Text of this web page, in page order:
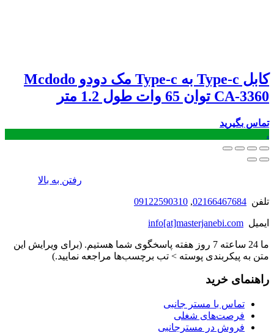
کابل Type-c به Type-c مک دودو Mcdodo
CA-3360 توان 65 وات طول 1.2 متر
تماس بگیرید
.
رفتن به بالا
تلفن 02166467684
,
09122590310
ایمیل info[at]masterjanebi.com
ما 24 ساعته 7 روز هفته پاسخگوی شما هستیم. (برای ویرایش این
متن به پیکربندی پوسته > تب برچسب‌ها مراجعه نمایید.)
راهنمای خرید
تماس با مستر جانبی
فرصت‌های شغلی
فروش در مسترجانبی